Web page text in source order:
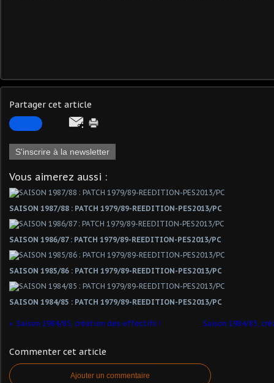
Partager cet article
S'inscrire à la newsletter
Vous aimerez aussi :
SAISON 1987/88 : PATCH 1979/89-REEDITION-PES2013/PC
SAISON 1986/87 : PATCH 1979/89-REEDITION-PES2013/PC
SAISON 1985/86 : PATCH 1979/89-REEDITION-PES2013/PC
SAISON 1984/85 : PATCH 1979/89-REEDITION-PES2013/PC
Saison 1984/85, création des effectifs ! Saison 1984/85,
Commenter cet article
Ajouter un commentaire